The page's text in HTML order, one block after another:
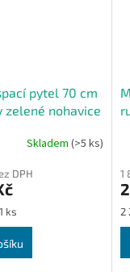
pytel 70 cm
zelené nohavice
Skladem(>5 ks)
DPH
ks
1
2